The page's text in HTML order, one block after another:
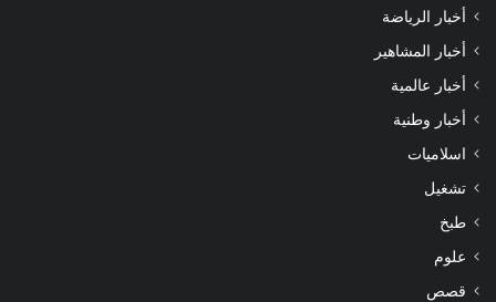
أخبار الرياضة
أخبار المشاهير
أخبار عالمية
أخبار وطنية
اسلاميات
تشغيل
طبخ
علوم
قصص